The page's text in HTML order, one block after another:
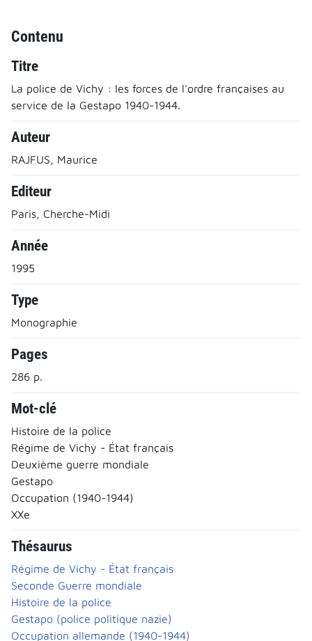
Contenu
Titre
La police de Vichy : les forces de l'ordre françaises au
service de la Gestapo 1940-1944.
Auteur
RAJFUS, Maurice
Editeur
Paris, Cherche-Midi
Année
1995
Type
Monographie
Pages
286 p.
Mot-clé
Histoire de la police
Régime de Vichy - État français
Deuxième guerre mondiale
Gestapo
Occupation (1940-1944)
XXe
Thésaurus
Régime de Vichy - État français
Seconde Guerre mondiale
Histoire de la police
Gestapo (police politique nazie)
Occupation allemande (1940-1944)